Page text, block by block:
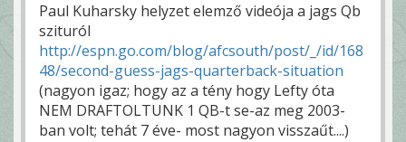
Paul Kuharsky helyzet elemző videója a jags Qb
szituról
http://espn.go.com/blog/afcsouth/post/_/id/168
48/second-guess-jags-quarterback-situation
(nagyon igaz; hogy az a tény hogy Lefty óta
NEM DRAFTOLTUNK 1 QB-t se-az meg 2003-
ban volt; tehát 7 éve- most nagyon visszaűt....)